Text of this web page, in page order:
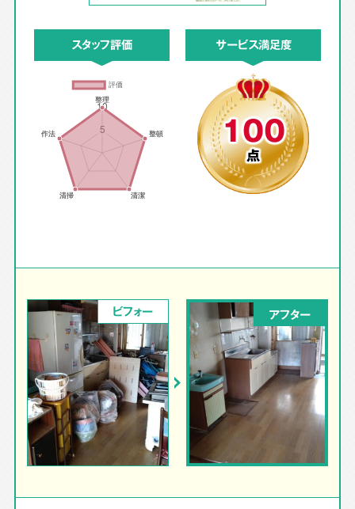
スタッフ評価 サービス満足度
100
点
ビフォー アフター